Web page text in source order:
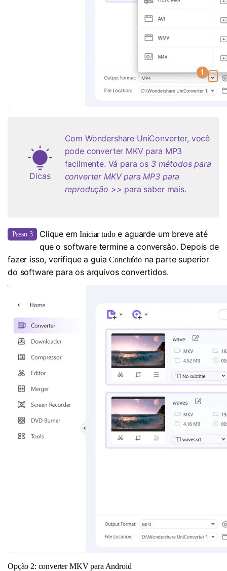
Dicas
Com Wondershare UniConverter, você
pode converter MKV para MP3
facilmente. Vá para os 3 métodos para
converter MKV para MP3 para
reprodução >> para saber mais.
Passo 3 Clique emIniciar tudoe aguarde um breve até
que o software termine a conversão. Depois de
fazer isso, verifique a guiaConcluídona parte superior
do software para os arquivos convertidos.
Opção 2: converter MKV para Android